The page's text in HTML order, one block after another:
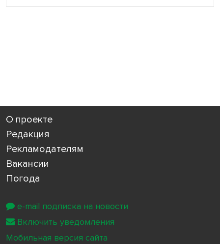
О проекте
Редакция
Рекламодателям
Вакансии
Погода
e-mail подписка на новости
Включить уведомления
Мобильная версия сайта